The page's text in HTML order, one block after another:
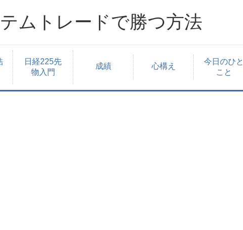
ムトレードで勝つ方法
日経225先
物入門
成績 心構え
今日のひと
こと